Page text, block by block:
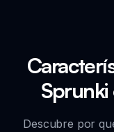
Sprunki
Descubre por